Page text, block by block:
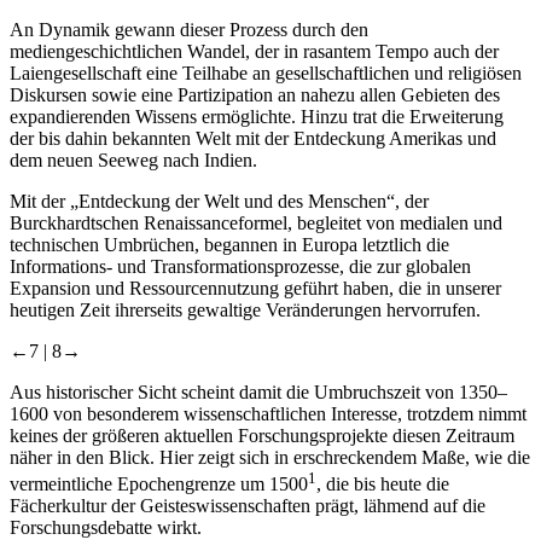
An Dynamik gewann dieser Prozess durch den
mediengeschichtlichen Wandel, der in rasantem Tempo auch der
Laiengesellschaft eine Teilhabe an gesellschaftlichen und religiösen
Diskursen sowie eine Partizipation an nahezu allen Gebieten des
expandierenden Wissens ermöglichte. Hinzu trat die Erweiterung
der bis dahin bekannten Welt mit der Entdeckung Amerikas und
dem neuen Seeweg nach Indien.
Mit der „Entdeckung der Welt und des Menschen“, der
Burckhardtschen Renaissanceformel, begleitet von medialen und
technischen Umbrüchen, begannen in Europa letztlich die
Informations- und Transformationsprozesse, die zur globalen
Expansion und Ressourcennutzung geführt haben, die in unserer
heutigen Zeit ihrerseits gewaltige Veränderungen hervorrufen.
←7 | 8→
Aus historischer Sicht scheint damit die Umbruchszeit von 1350–
1600 von besonderem wissenschaftlichen Interesse, trotzdem nimmt
keines der größeren aktuellen Forschungsprojekte diesen Zeitraum
näher in den Blick. Hier zeigt sich in erschreckendem Maße, wie die
vermeintliche Epochengrenze um 15001 , die bis heute die
Fächerkultur der Geisteswissenschaften prägt, lähmend auf die
Forschungsdebatte wirkt.